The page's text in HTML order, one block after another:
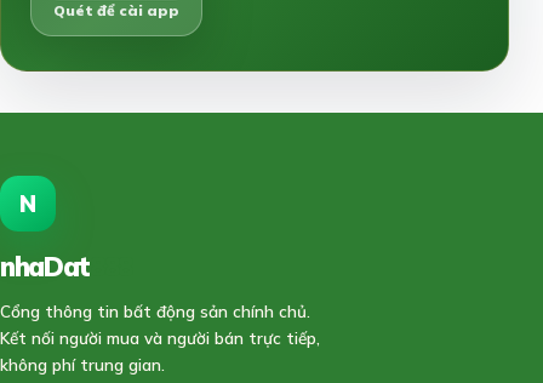
Quét để cài app
N
nhaDat
Cổng thông tin bất động sản chính chủ.
Kết nối người mua và người bán trực tiếp,
không phí trung gian.